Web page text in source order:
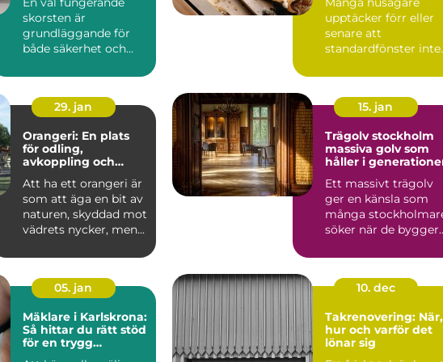
skorsten är
grundläggande för
både säkerhet och
du eldar i ka...
upptäcker förr eller
senare att
standardfönster inte
Kanske är ö...
29. jan
Orangeri: En plats
för odling,
avkoppling och
Att ha ett orangeri är
som att äga en bit av
naturen, skyddad mot
vädrets nycker, men...
15. jan
Trägolv stockholm
massiva golv som
håller i
Ett massivt trägolv
ger en känsla som
många
söker när de bygger
inr...
05. jan
Mäklare i Karlskrona:
Så hittar du rätt stöd
för en trygg
10. dec
Takrenovering: När,
hur och varför det
lönar sig